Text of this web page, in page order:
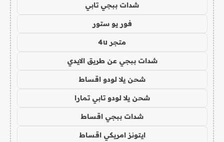
شدات ببجي تابي
فور يو ستور
متجر 4u
شدات ببجي عن طريق الايدي
شحن يلا لودو اقساط
شحن يلا لودو تابي تمارا
شدات ببجي اقساط
ايتونز امريكي اقساط